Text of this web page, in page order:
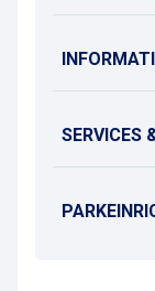
SERVICES